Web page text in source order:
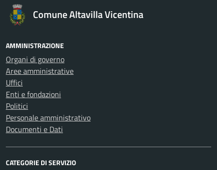
Comune Altavilla Vicentina
AMMINISTRAZIONE
Organi di governo
Aree amministrative
Uffici
Enti e fondazioni
Politici
Personale amministrativo
Documenti e Dati
CATEGORIE DI SERVIZIO